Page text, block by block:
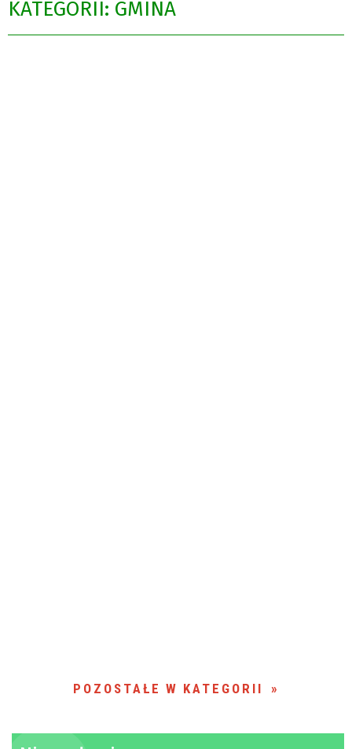
KATEGORII: GMINA
POZOSTAŁE W KATEGORII